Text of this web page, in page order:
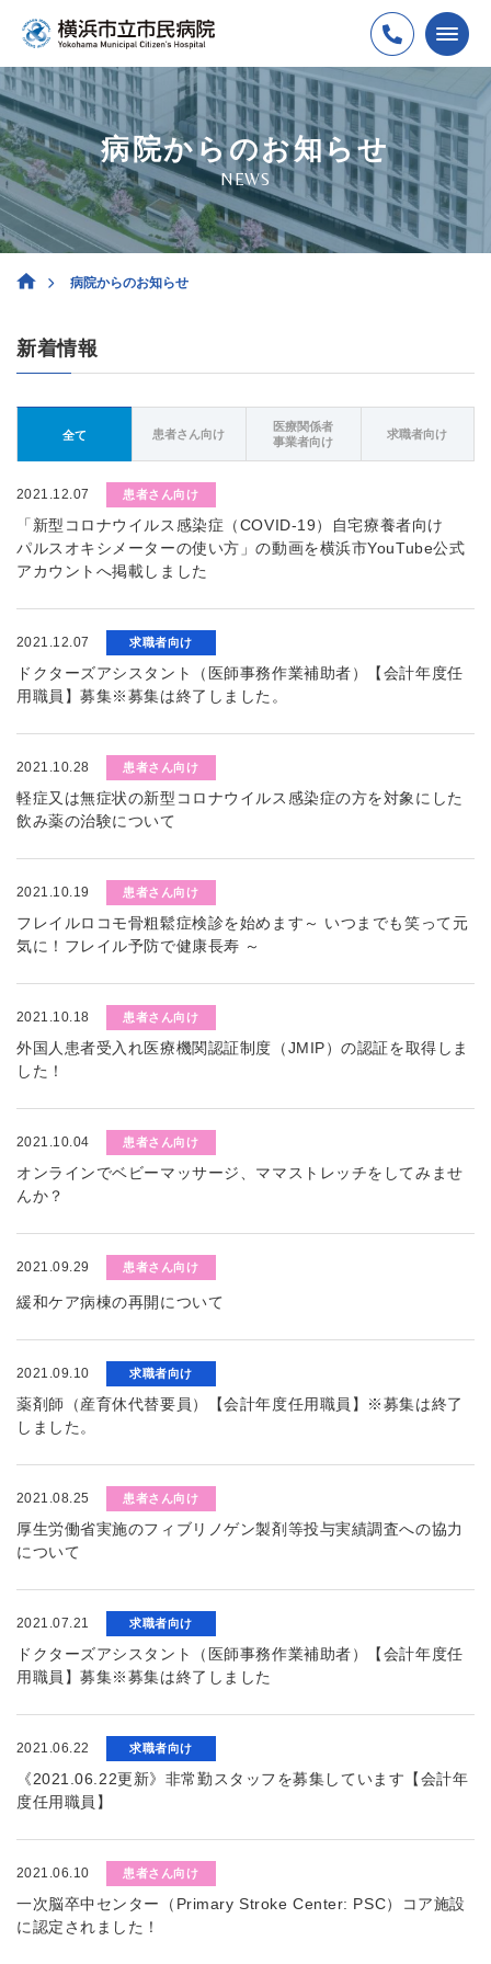
病院からのお知らせ
NEWS
病院からのお知らせ
新着情報
全て 患者さん向け
医療関係者
事業者向け
求職者向け
2021.12.07 患者さん向け
「新型コロナウイルス感染症（COVID-19）自宅療養者向け
パルスオキシメーターの使い方」の動画を横浜市YouTube公式
アカウントへ掲載しました
2021.12.07 求職者向け
ドクターズアシスタント（医師事務作業補助者）【会計年度任
用職員】募集※募集は終了しました。
2021.10.28 患者さん向け
軽症又は無症状の新型コロナウイルス感染症の方を対象にした
飲み薬の治験について
2021.10.19 患者さん向け
フレイルロコモ骨粗鬆症検診を始めます～ いつまでも笑って元
気に！フレイル予防で健康長寿 ～
2021.10.18 患者さん向け
外国人患者受入れ医療機関認証制度（JMIP）の認証を取得しま
した！
2021.10.04 患者さん向け
オンラインでベビーマッサージ、ママストレッチをしてみませ
んか？
2021.09.29 患者さん向け
緩和ケア病棟の再開について
2021.09.10 求職者向け
薬剤師（産育休代替要員）【会計年度任用職員】※募集は終了
しました。
2021.08.25 患者さん向け
厚生労働省実施のフィブリノゲン製剤等投与実績調査への協力
について
2021.07.21 求職者向け
ドクターズアシスタント（医師事務作業補助者）【会計年度任
用職員】募集※募集は終了しました
2021.06.22 求職者向け
《2021.06.22更新》非常勤スタッフを募集しています【会計年
度任用職員】
2021.06.10 患者さん向け
一次脳卒中センター（Primary Stroke Center: PSC）コア施設
に認定されました！